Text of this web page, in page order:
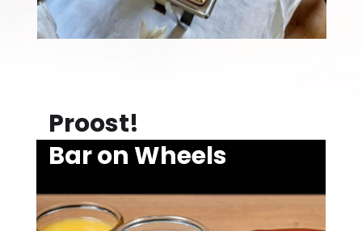
Proost!
Bar on Wheels